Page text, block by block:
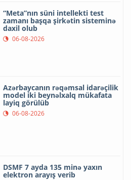
“Meta”nın süni intellekti test
zamanı başqa şirkətin sisteminə
daxil olub
06-08-2026
Azərbaycanın rəqəmsal idarəçilik
model iki beynəlxalq mükafata
layiq görülüb
06-08-2026
DSMF 7 ayda 135 minə yaxın
elektron arayış verib